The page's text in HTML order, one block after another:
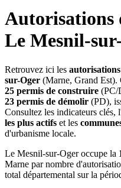
Autorisations
Le Mesnil-
Retrouvez ici les
sur-Oger (Marne, Grand Est).
25 permis de construire (PC/
23 permis de démolir (PD),
Consultez les indicateurs clés,
les plus actifs et les
d'urbanisme locale.
Le Mesnil-sur-Oger occupe la
Marne par nombre
total départemental sur la